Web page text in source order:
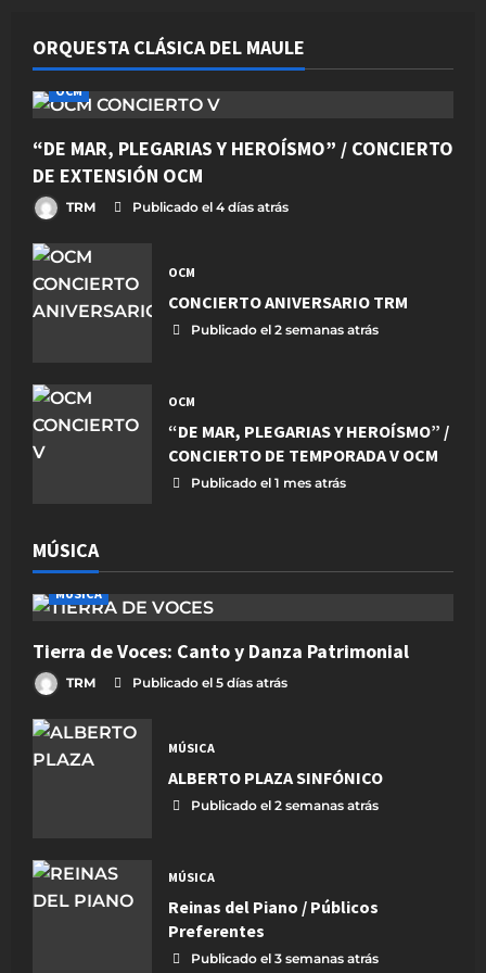
ORQUESTA CLÁSICA DEL MAULE
OCM
“DE MAR, PLEGARIAS Y HEROÍSMO” / CONCIERTO
DE EXTENSIÓN OCM
TRM Publicado el 4 días atrás
OCM
CONCIERTO ANIVERSARIO TRM
Publicado el 2 semanas atrás
OCM
“DE MAR, PLEGARIAS Y HEROÍSMO” /
CONCIERTO DE TEMPORADA V OCM
Publicado el 1 mes atrás
MÚSICA
MÚSICA
Tierra de Voces: Canto y Danza Patrimonial
TRM Publicado el 5 días atrás
MÚSICA
ALBERTO PLAZA SINFÓNICO
Publicado el 2 semanas atrás
MÚSICA
Reinas del Piano / Públicos
Preferentes
Publicado el 3 semanas atrás